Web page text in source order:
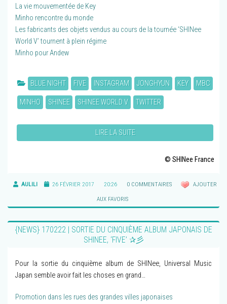
La vie mouvementée de Key
Minho rencontre du monde
Les fabricants des objets vendus au cours de la tournée ‘SHINee
World V’ tournent à plein régime
Minho pour Andew
BLUE NIGHT FIVE INSTAGRAM JONGHYUN KEY MBC
MINHO SHINEE SHINEE WORLD V TWITTER
LIRE LA SUITE
© SHINee France
AULILI 26 FÉVRIER 2017 20:26 0 COMMENTAIRES AJOUTER
AUX FAVORIS
{NEWS} 170222 | SORTIE DU CINQUIÈME ALBUM JAPONAIS DE
SHINEE, ‘FIVE’ ✰彡
Pour la sortie du cinquième album de SHINee, Universal Music
Japan semble avoir fait les choses en grand…
Promotion dans les rues des grandes villes japonaises